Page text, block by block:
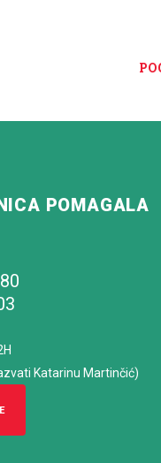
POMAGALA
Katarinu Martinčić)